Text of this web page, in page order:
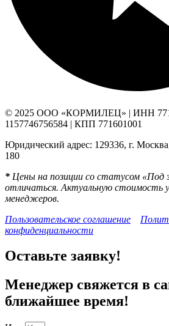
© 2025 ООО «КОРМИЛЕЦ» | ИНН
1157746756584 | КПП 771601001
Юридический адрес: 129336, г.
180
* Цены на позиции со статусом «Под
отличаться. Актуальную стоимость
менеджеров.
Пользовательское соглашение
конфиденциальности
Оставьте заявку!
Менеджер свяжется в
ближайшее время!